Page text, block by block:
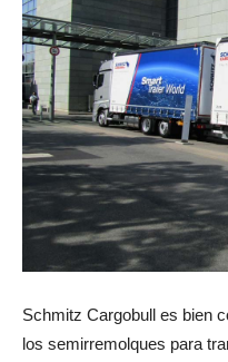
Schmitz Cargobull es bien
los semirremolques para